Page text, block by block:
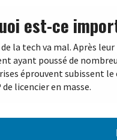
est-ce
la tech va mal. Après
ayant poussé de
éprouvent subissent
licencier en masse.